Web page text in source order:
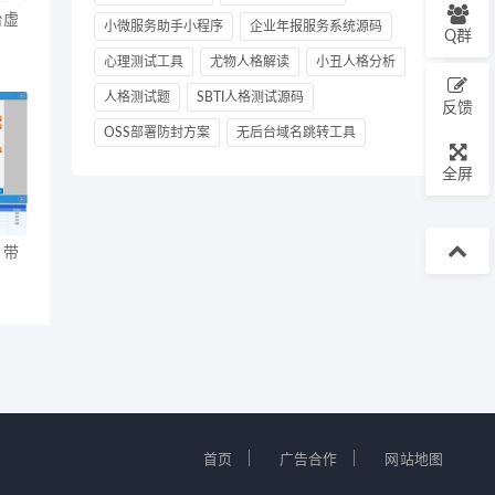
带
小微服务助手小程序 企业年报服务系统源码
心理测试工具 尤物人格解读 小丑人格分析
人格测试题 SBTI人格测试源码
OSS部署防封方案 无后台域名跳转工具
首页 广告合作 网站地图
Q群
反馈
全屏